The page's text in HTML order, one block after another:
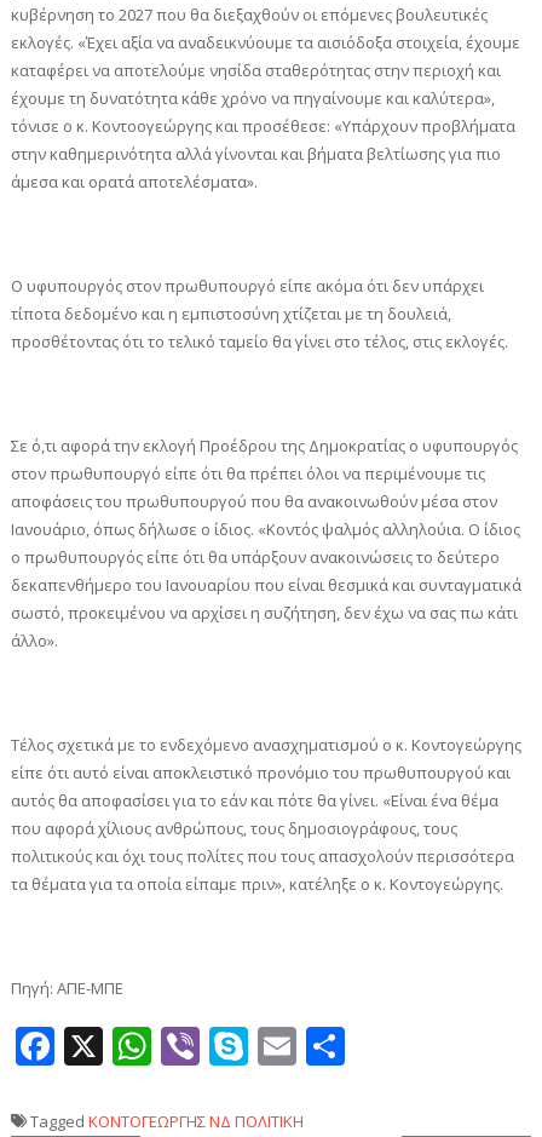
κυβέρνηση το 2027 που θα διεξαχθούν οι επόμενες βουλευτικές
εκλογές. «Έχει αξία να αναδεικνύουμε τα αισιόδοξα στοιχεία, έχουμε
καταφέρει να αποτελούμε νησίδα σταθερότητας στην περιοχή και
έχουμε τη δυνατότητα κάθε χρόνο να πηγαίνουμε και καλύτερα»,
τόνισε ο κ. Κοντοογεώργης και προσέθεσε: «Υπάρχουν προβλήματα
στην καθημερινότητα αλλά γίνονται και βήματα βελτίωσης για πιο
άμεσα και ορατά αποτελέσματα».
Ο υφυπουργός στον πρωθυπουργό είπε ακόμα ότι δεν υπάρχει
τίποτα δεδομένο και η εμπιστοσύνη χτίζεται με τη δουλειά,
προσθέτοντας ότι το τελικό ταμείο θα γίνει στο τέλος, στις εκλογές.
Σε ό,τι αφορά την εκλογή Προέδρου της Δημοκρατίας ο υφυπουργός
στον πρωθυπουργό είπε ότι θα πρέπει όλοι να περιμένουμε τις
αποφάσεις του πρωθυπουργού που θα ανακοινωθούν μέσα στον
Ιανουάριο, όπως δήλωσε ο ίδιος. «Κοντός ψαλμός αλληλούια. Ο ίδιος
ο πρωθυπουργός είπε ότι θα υπάρξουν ανακοινώσεις το δεύτερο
δεκαπενθήμερο του Ιανουαρίου που είναι θεσμικά και συνταγματικά
σωστό, προκειμένου να αρχίσει η συζήτηση, δεν έχω να σας πω κάτι
άλλο».
Τέλος σχετικά με το ενδεχόμενο ανασχηματισμού ο κ. Κοντογεώργης
είπε ότι αυτό είναι αποκλειστικό προνόμιο του πρωθυπουργού και
αυτός θα αποφασίσει για το εάν και πότε θα γίνει. «Είναι ένα θέμα
που αφορά χίλιους ανθρώπους, τους δημοσιογράφους, τους
πολιτικούς και όχι τους πολίτες που τους απασχολούν περισσότερα
τα θέματα για τα οποία είπαμε πριν», κατέληξε ο κ. Κοντογεώργης.
Πηγή: ΑΠΕ-ΜΠΕ
Facebook
X WhatsApp
ViberSkype
Email
Tagged ΚΟΝΤΟΓΕΩΡΓΗΣΝΔ ΠΟΛΙΤΙΚΗ